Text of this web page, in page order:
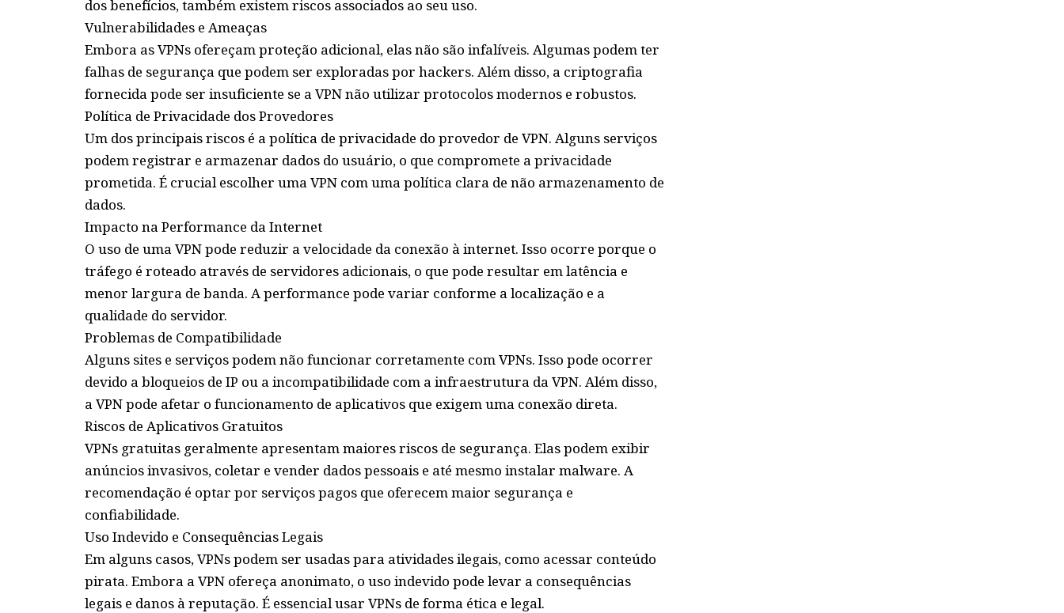
dos benefícios, também existem riscos associados ao seu uso.
Vulnerabilidades e Ameaças
Embora as VPNs ofereçam proteção adicional, elas não são infalíveis. Algumas podem ter
falhas de segurança que podem ser exploradas por hackers. Além disso, a criptografia
fornecida pode ser insuficiente se a VPN não utilizar protocolos modernos e robustos.
Política de Privacidade dos Provedores
Um dos principais riscos é a política de privacidade do provedor de VPN. Alguns serviços
podem registrar e armazenar dados do usuário, o que compromete a privacidade
prometida. É crucial escolher uma VPN com uma política clara de não armazenamento de
dados.
Impacto na Performance da Internet
O uso de uma VPN pode reduzir a velocidade da conexão à internet. Isso ocorre porque o
tráfego é roteado através de servidores adicionais, o que pode resultar em latência e
menor largura de banda. A performance pode variar conforme a localização e a
qualidade do servidor.
Problemas de Compatibilidade
Alguns sites e serviços podem não funcionar corretamente com VPNs. Isso pode ocorrer
devido a bloqueios de IP ou a incompatibilidade com a infraestrutura da VPN. Além disso,
a VPN pode afetar o funcionamento de aplicativos que exigem uma conexão direta.
Riscos de Aplicativos Gratuitos
VPNs gratuitas geralmente apresentam maiores riscos de segurança. Elas podem exibir
anúncios invasivos, coletar e vender dados pessoais e até mesmo instalar malware. A
recomendação é optar por serviços pagos que oferecem maior segurança e
confiabilidade.
Uso Indevido e Consequências Legais
Em alguns casos, VPNs podem ser usadas para atividades ilegais, como acessar conteúdo
pirata. Embora a VPN ofereça anonimato, o uso indevido pode levar a consequências
legais e danos à reputação. É essencial usar VPNs de forma ética e legal.